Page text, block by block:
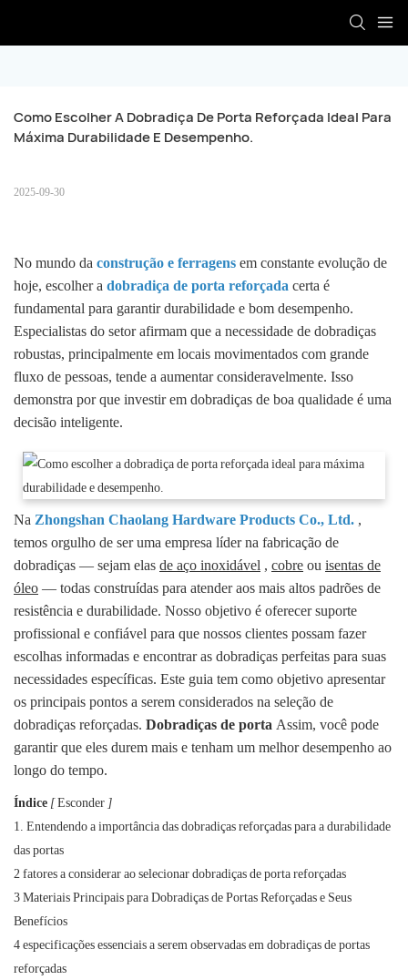
Como Escolher A Dobradiça De Porta Reforçada Ideal Para
Máxima Durabilidade E Desempenho.
2025-09-30
No mundo da construção e ferragens em constante evolução de
hoje, escolher a dobradiça de porta reforçada certa é
fundamental para garantir durabilidade e bom desempenho.
Especialistas do setor afirmam que a necessidade de dobradiças
robustas, principalmente em locais movimentados com grande
fluxo de pessoas, tende a aumentar consideravelmente. Isso
demonstra por que investir em dobradiças de boa qualidade é uma
decisão inteligente.
Na Zhongshan Chaolang Hardware Products Co., Ltd. ,
temos orgulho de ser uma empresa líder na fabricação de
dobradiças — sejam elas de aço inoxidável , cobre ou isentas de
óleo — todas construídas para atender aos mais altos padrões de
resistência e durabilidade. Nosso objetivo é oferecer suporte
profissional e confiável para que nossos clientes possam fazer
escolhas informadas e encontrar as dobradiças perfeitas para suas
necessidades específicas. Este guia tem como objetivo apresentar
os principais pontos a serem considerados na seleção de
dobradiças reforçadas. Dobradiças de porta Assim, você pode
garantir que eles durem mais e tenham um melhor desempenho ao
longo do tempo.
Índice [Esconder ]
1. Entendendo a importância das dobradiças reforçadas para a durabilidade
das portas
2 fatores a considerar ao selecionar dobradiças de porta reforçadas
3 Materiais Principais para Dobradiças de Portas Reforçadas e Seus
Benefícios
4 especificações essenciais a serem observadas em dobradiças de portas
reforçadas